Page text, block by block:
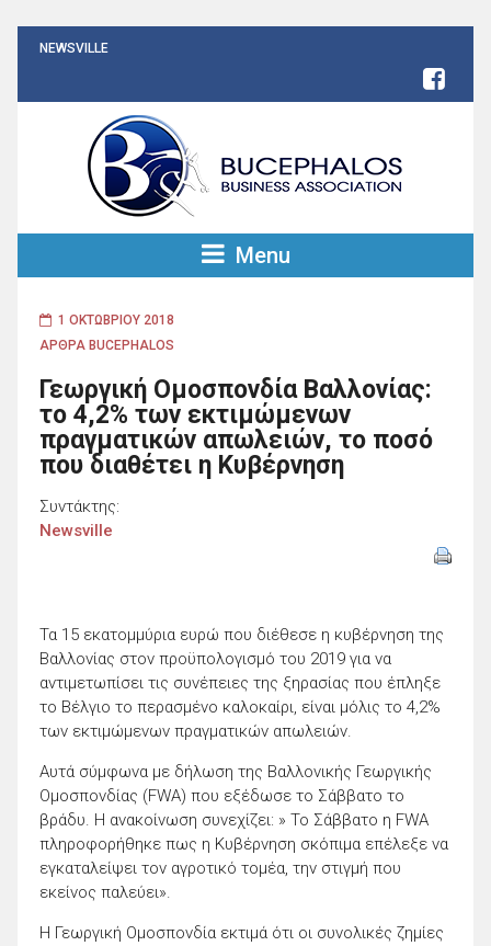
NEWSVILLE
Menu
1 ΟΚΤΩΒΡΊΟΥ 2018
ΑΡΘΡΑ BUCEPHALOS
Γεωργική Ομοσπονδία Βαλλονίας:
το 4,2% των εκτιμώμενων
πραγματικών απωλειών, το ποσό
που διαθέτει η Κυβέρνηση
Συντάκτης:
Newsville
Τα 15 εκατομμύρια ευρώ που διέθεσε η κυβέρνηση της
Βαλλονίας στον προϋπολογισμό του 2019 για να
αντιμετωπίσει τις συνέπειες της ξηρασίας που έπληξε
το Βέλγιο το περασμένο καλοκαίρι, είναι μόλις το 4,2%
των εκτιμώμενων πραγματικών απωλειών.
Αυτά σύμφωνα με δήλωση της Βαλλονικής Γεωργικής
Ομοσπονδίας (FWA) που εξέδωσε το Σάββατο το
βράδυ. Η ανακοίνωση συνεχίζει: » To Σάββατο η FWA
πληροφορήθηκε πως η Κυβέρνηση σκόπιμα επέλεξε να
εγκαταλείψει τον αγροτικό τομέα, την στιγμή που
εκείνος παλεύει».
Η Γεωργική Ομοσπονδία εκτιμά ότι οι συνολικές ζημίες